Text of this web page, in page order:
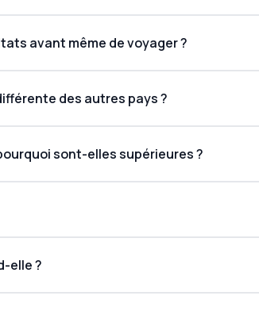
avant même de voyager ?
des autres pays ?
sont-elles supérieures ?
elle ?